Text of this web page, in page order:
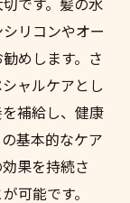
リコンやオー
めします。さ
ャルケアとし
補給し、健康
基本的なケア
果を持続さ
可能です。